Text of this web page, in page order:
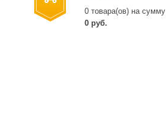
0 товара(ов) на сумму
0 руб.